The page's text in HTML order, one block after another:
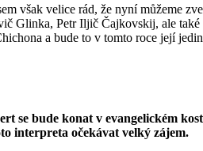
však velice rád, že nyní můžeme
Glinka, Petr Iljič Čajkovskij, ale
a bude to v tomto roce její
se bude konat v evangelickém
interpreta očekávat velký zájem.